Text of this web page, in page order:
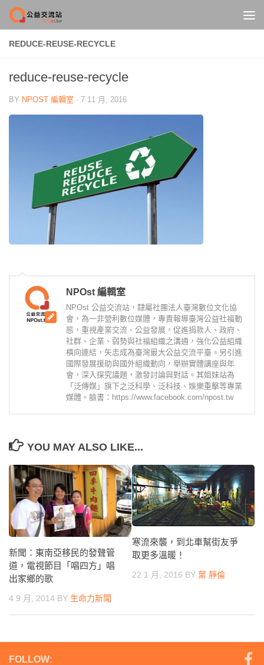
Skip to content
REDUCE-REUSE-RECYCLE
reduce-reuse-recycle
BY NPOST 編輯室 · 7 11 月, 2016
NPOst 編輯室
NPOst 公益交流站，隸屬社團法人臺灣數位文化協
會，為一非營利數位媒體，專責報導臺灣公益社福動
態，重視產業交流、公益發展，促進捐款人、政府、
社群、企業、弱勢與社福組織之溝通，強化公益組織
橫向連結，矢志成為臺灣最大公益交流平臺。另引進
國際發展援助與國外組織動向，舉辦實體講座與年
會，深入探究議題，激發討論與對話。其姐妹站為
「泛傳媒」旗下之泛科學、泛科技、娛樂重擊等專業
媒體。臉書：https://www.facebook.com/npost.tw
YOU MAY ALSO LIKE...
新聞：東南亞移民的發聲管
道，電視節目「唱四方」唱
出家鄉的歌
4 9 月, 2014 BY 生命力新聞
寒流來襲，到北車幫街友爭
取更多溫暖！
22 1 月, 2016 BY 葉 靜倫
FOLLOW: